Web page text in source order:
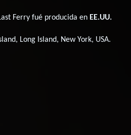
Ferry fué producida en EE.UU.
Long Island, New York, USA.